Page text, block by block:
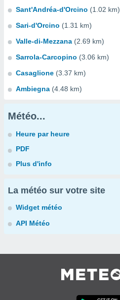
Sant'Andréa-d'Orcino (1.02 km)
Sari-d'Orcino (1.31 km)
Valle-di-Mezzana (2.69 km)
Sarrola-Carcopino (3.06 km)
Casaglione (3.37 km)
Ambiegna (4.48 km)
Météo...
Heure par heure
PDF
Plus d'info
La météo sur votre site
Widget météo
API Météo